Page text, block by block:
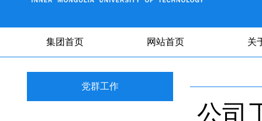
集团首页 网站首页 关
党群工作
公司